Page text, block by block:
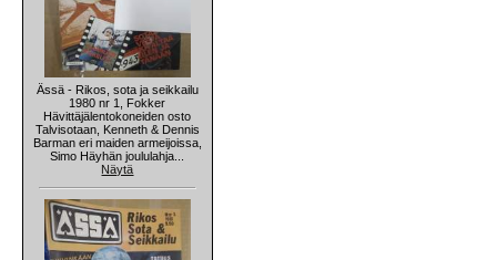
Ässä - Rikos, sota ja seikkailu
1980 nr 1, Fokker
Hävittäjälentokoneiden osto
Talvisotaan, Kenneth & Dennis
Barman eri maiden armeijoissa,
Simo Häyhän joululahja...
Näytä